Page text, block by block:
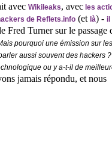
avec Wikileaks, avec les
de Reflets.info (et là) - il
Fred Turner sur le passage
pourquoi une émission sur les
aussi souvent des hackers
ou y a-t-il de
jamais répondu, et nous